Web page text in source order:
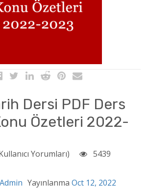
Dersi PDF Ders
Özetleri 2022-
Yorumları)
5439
Yayınlanma Oct 12, 2022